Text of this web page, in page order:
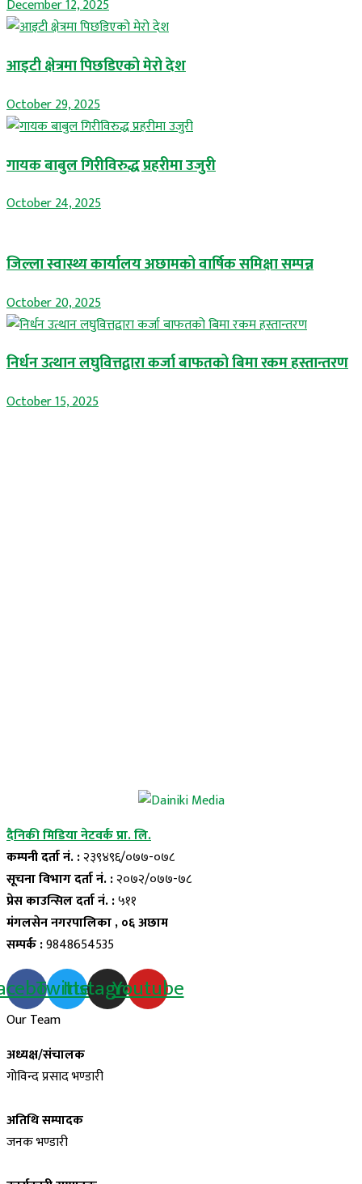
December 12, 2025
आइटी क्षेत्रमा पिछडिएको मेरो देश
October 29, 2025
गायक बाबुल गिरीविरुद्ध प्रहरीमा उजुरी
October 24, 2025
जिल्ला स्वास्थ्य कार्यालय अछामको वार्षिक समिक्षा सम्पन्न
October 20, 2025
निर्धन उत्थान लघुवित्तद्वारा कर्जा बाफतको बिमा रकम हस्तान्तरण
October 15, 2025
दैनिकी मिडिया नेटवर्क प्रा. लि.
कम्पनी दर्ता नं. :२३९४९६/०७७-०७८
सूचना विभाग दर्ता नं. :२०७२/०७७-७८
प्रेस काउन्सिल दर्ता नं. :५११
मंगलसेन नगरपालिका , ०६ अछाम
सम्पर्क :9848654535
Twitter
Instagram
Youtube
Our Team
अध्यक्ष/संचालक
गोविन्द प्रसाद भण्डारी
अतिथि सम्पादक
जनक भण्डारी